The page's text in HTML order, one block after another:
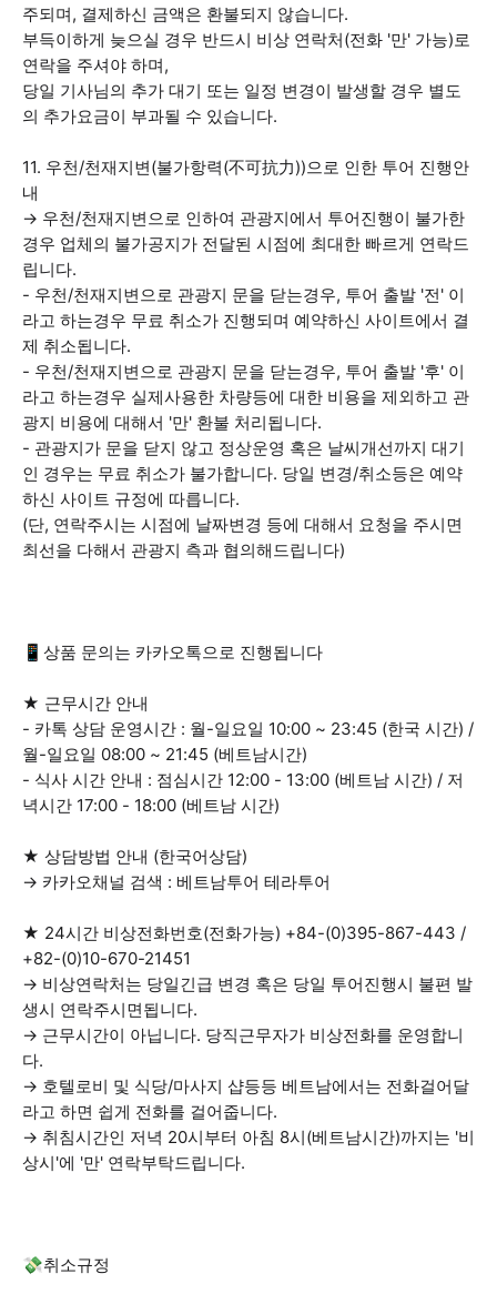
주되며, 결제하신 금액은 환불되지 않습니다.
부득이하게 늦으실 경우 반드시 비상 연락처(전화 '만' 가능)로
연락을 주셔야 하며,
당일 기사님의 추가 대기 또는 일정 변경이 발생할 경우 별도
의 추가요금이 부과될 수 있습니다.
11. 우천/천재지변(불가항력(不可抗力))으로 인한 투어 진행안
내
→ 우천/천재지변으로 인하여 관광지에서 투어진행이 불가한
경우 업체의 불가공지가 전달된 시점에 최대한 빠르게 연락드
립니다.
- 우천/천재지변으로 관광지 문을 닫는경우, 투어 출발 '전' 이
라고 하는경우 무료 취소가 진행되며 예약하신 사이트에서 결
제 취소됩니다.
- 우천/천재지변으로 관광지 문을 닫는경우, 투어 출발 '후' 이
라고 하는경우 실제사용한 차량등에 대한 비용을 제외하고 관
광지 비용에 대해서 '만' 환불 처리됩니다.
- 관광지가 문을 닫지 않고 정상운영 혹은 날씨개선까지 대기
인 경우는 무료 취소가 불가합니다. 당일 변경/취소등은 예약
하신 사이트 규정에 따릅니다.
(단, 연락주시는 시점에 날짜변경 등에 대해서 요청을 주시면
최선을 다해서 관광지 측과 협의해드립니다)
📱상품 문의는 카카오톡으로 진행됩니다
★ 근무시간 안내
- 카톡 상담 운영시간 : 월-일요일 10:00 ~ 23:45 (한국 시간) /
월-일요일 08:00 ~ 21:45 (베트남시간)
- 식사 시간 안내 : 점심시간 12:00 - 13:00 (베트남 시간) / 저
녁시간 17:00 - 18:00 (베트남 시간)
★ 상담방법 안내 (한국어상담)
→ 카카오채널 검색 : 베트남투어 테라투어
★ 24시간 비상전화번호(전화가능) +84-(0)395-867-443 /
+82-(0)10-670-21451
→ 비상연락처는 당일긴급 변경 혹은 당일 투어진행시 불편 발
생시 연락주시면됩니다.
→ 근무시간이 아닙니다. 당직근무자가 비상전화를 운영합니
다.
→ 호텔로비 및 식당/마사지 샵등등 베트남에서는 전화걸어달
라고 하면 쉽게 전화를 걸어줍니다.
→ 취침시간인 저녁 20시부터 아침 8시(베트남시간)까지는 '비
상시'에 '만' 연락부탁드립니다.
💸취소규정